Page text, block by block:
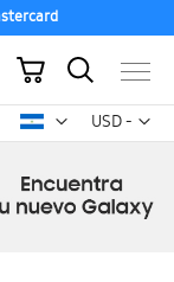
USD -
dólar
Mi carrito